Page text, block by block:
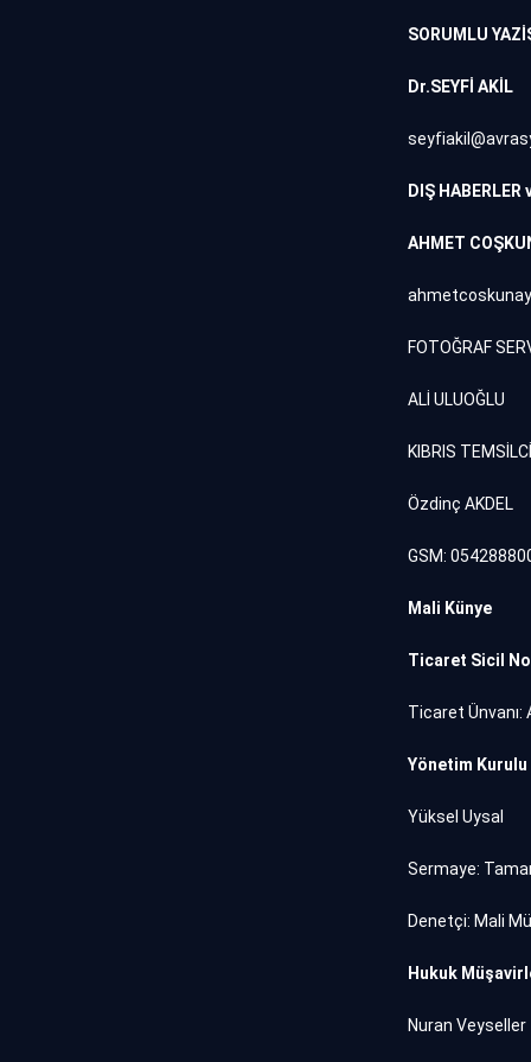
SORUMLU
Dr.SEYFİ AKİL
DIŞ
AHMET
FOTOĞRAF
ALİ ULUOĞLU
KIBRIS
Özdinç AKDEL
GSM:
Mali Künye
Ticaret Sicil No
Ticaret Ünvanı:
Yönetim Kurulu
Yüksel Uysal
Sermaye:
Denetçi: Mali
Hukuk
Nuran Veyseller